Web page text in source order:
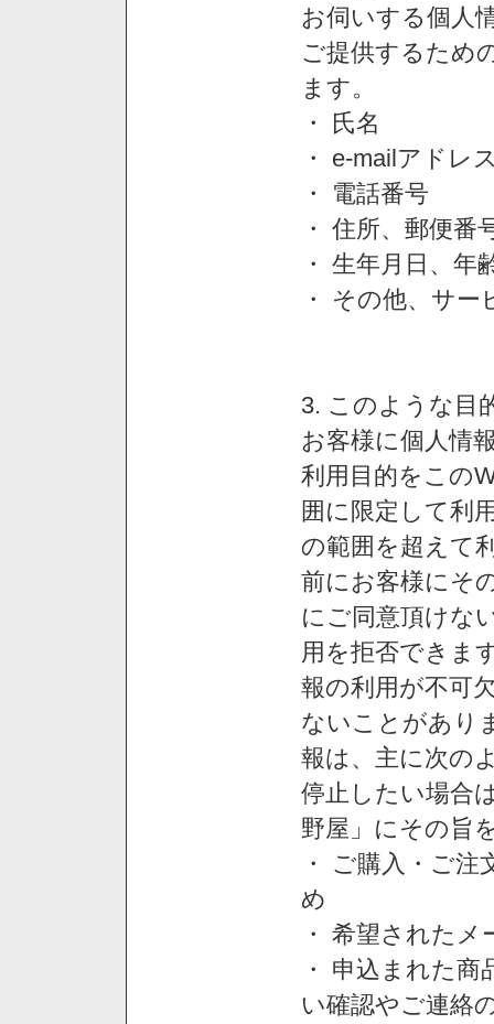
お伺いする個人
ご提供するため
ます。
・ 氏名
・ e-mailアドレ
・ 電話番号
・ 住所、郵便番
・ 生年月日、年
・ その他、サ
3. このような目
お客様に個人情
利用目的をこの
囲に限定して利
の範囲を超えて
前にお客様にそ
にご同意頂けな
用を拒否できま
報の利用が不可
ないことがあり
報は、主に次の
停止したい場合
野屋」にその旨
・ ご購入・ご
め
・ 希望された
・ 申込まれた
い確認やご連絡